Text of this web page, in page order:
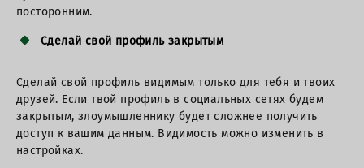
посторонним.
Сделай свой профиль закрытым
Сделай свой профиль видимым только для тебя и твоих
друзей. Если твой профиль в социальных сетях будем
закрытым, злоумышленнику будет сложнее получить
доступ к вашим данным. Видимость можно изменить в
настройках.